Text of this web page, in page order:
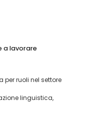
a lavorare
ruoli nel settore
linguistica,